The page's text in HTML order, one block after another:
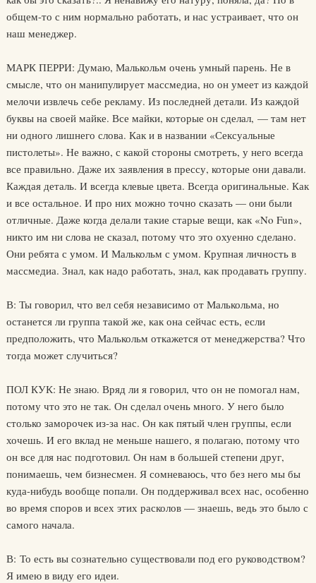
общем-то с ним нормально работать, и нас устраивает, что он
наш менеджер.
МАРК ПЕРРИ: Думаю, Малькольм очень умный парень. Не в
смысле, что он манипулирует массмедиа, но он умеет из каждой
мелочи извлечь себе рекламу. Из последней детали. Из каждой
буквы на своей майке. Все майки, которые он сделал, — там нет
ни одного лишнего слова. Как и в названии «Сексуальные
пистолеты». Не важно, с какой стороны смотреть, у него всегда
все правильно. Даже их заявления в прессу, которые они давали.
Каждая деталь. И всегда клевые цвета. Всегда оригинальные. Как
и все остальное. И про них можно точно сказать — они были
отличные. Даже когда делали такие старые вещи, как «No Fun»,
никто им ни слова не сказал, потому что это охуенно сделано.
Они ребята с умом. И Малькольм с умом. Крупная личность в
массмедиа. Знал, как надо работать, знал, как продавать группу.
В: Ты говорил, что вел себя независимо от Малькольма, но
останется ли группа такой же, как она сейчас есть, если
предположить, что Малькольм откажется от менеджерства? Что
тогда может случиться?
ПОЛ КУК: Не знаю. Вряд ли я говорил, что он не помогал нам,
потому что это не так. Он сделал очень много. У него было
столько заморочек из-за нас. Он как пятый член группы, если
хочешь. И его вклад не меньше нашего, я полагаю, потому что
он все для нас подготовил. Он нам в большей степени друг,
понимаешь, чем бизнесмен. Я сомневаюсь, что без него мы бы
куда-нибудь вообще попали. Он поддерживал всех нас, особенно
во время споров и всех этих расколов — знаешь, ведь это было с
самого начала.
В: То есть вы сознательно существовали под его руководством?
Я имею в виду его идеи.